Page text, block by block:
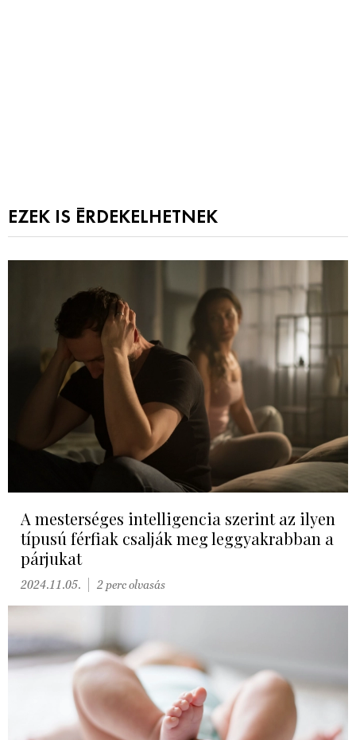
EZEK IS ÉRDEKELHETNEK
A mesterséges intelligencia szerint az ilyen
típusú férfiak csalják meg leggyakrabban a
párjukat
2024.11.05. 2 perc olvasás